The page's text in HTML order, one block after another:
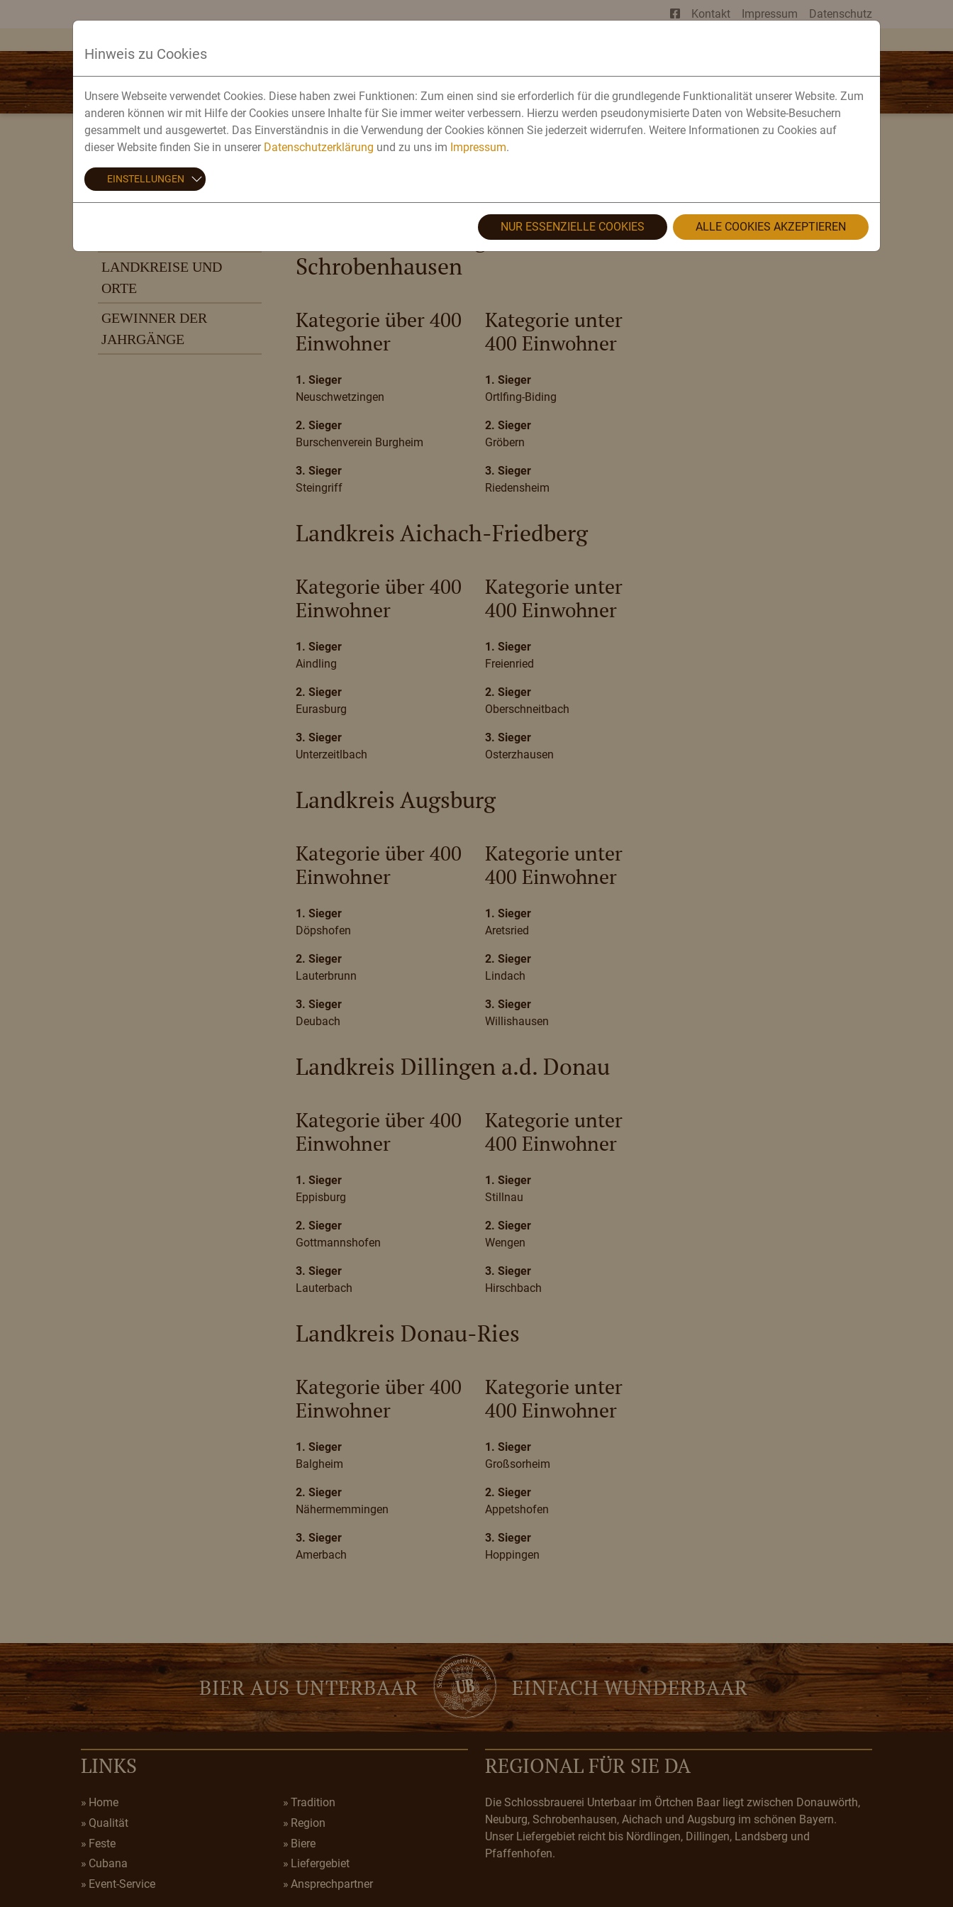
Kontakt Impressum Datenschutz
FAN-SHOP
MAIBAUM-AKTION
LANDKREISE UND
ORTE
GEWINNER DER
JAHRGÄNGE
Die Gewinner 2017
Landkreis Neuburg-
Schrobenhausen
Kategorie über 400
Einwohner
1. Sieger
Neuschwetzingen
2. Sieger
Burschenverein Burgheim
3. Sieger
Steingriff
Kategorie unter
400 Einwohner
1. Sieger
Ortlfing-Biding
2. Sieger
Gröbern
3. Sieger
Riedensheim
Landkreis Aichach-Friedberg
Kategorie über 400
Einwohner
1. Sieger
Aindling
2. Sieger
Eurasburg
3. Sieger
Unterzeitlbach
Kategorie unter
400 Einwohner
1. Sieger
Freienried
2. Sieger
Oberschneitbach
3. Sieger
Osterzhausen
Landkreis Augsburg
Kategorie über 400
Einwohner
1. Sieger
Döpshofen
2. Sieger
Lauterbrunn
3. Sieger
Deubach
Kategorie unter
400 Einwohner
1. Sieger
Aretsried
2. Sieger
Lindach
3. Sieger
Willishausen
Landkreis Dillingen a.d. Donau
Kategorie über 400
Einwohner
1. Sieger
Eppisburg
2. Sieger
Gottmannshofen
3. Sieger
Lauterbach
Kategorie unter
400 Einwohner
1. Sieger
Stillnau
2. Sieger
Wengen
3. Sieger
Hirschbach
Landkreis Donau-Ries
Kategorie über 400
Einwohner
1. Sieger
Balgheim
2. Sieger
Nähermemmingen
3. Sieger
Amerbach
Kategorie unter
400 Einwohner
1. Sieger
Großsorheim
2. Sieger
Appetshofen
3. Sieger
Hoppingen
BIER AUS UNTERBAAR EINFACH WUNDERBAAR
LINKS
Home
Qualität
Feste
Cubana
Event-Service
Tradition
Region
Biere
Liefergebiet
Ansprechpartner
REGIONAL FÜR SIE DA
Die Schlossbrauerei Unterbaar im Örtchen Baar liegt zwischen Donauwörth,
Neuburg, Schrobenhausen, Aichach und Augsburg im schönen Bayern.
Unser Liefergebiet reicht bis Nördlingen, Dillingen, Landsberg und
Pfaffenhofen.
Hinweis zu Cookies
Unsere Webseite verwendet Cookies. Diese haben zwei Funktionen: Zum einen sind sie erforderlich für die grundlegende Funktionalität unserer Website. Zum
anderen können wir mit Hilfe der Cookies unsere Inhalte für Sie immer weiter verbessern. Hierzu werden pseudonymisierte Daten von Website-Besuchern
gesammelt und ausgewertet. Das Einverständnis in die Verwendung der Cookies können Sie jederzeit widerrufen. Weitere Informationen zu Cookies auf
dieser Website finden Sie in unserer Datenschutzerklärung und zu uns im Impressum.
EINSTELLUNGEN
NUR ESSENZIELLE COOKIES ALLE COOKIES AKZEPTIEREN